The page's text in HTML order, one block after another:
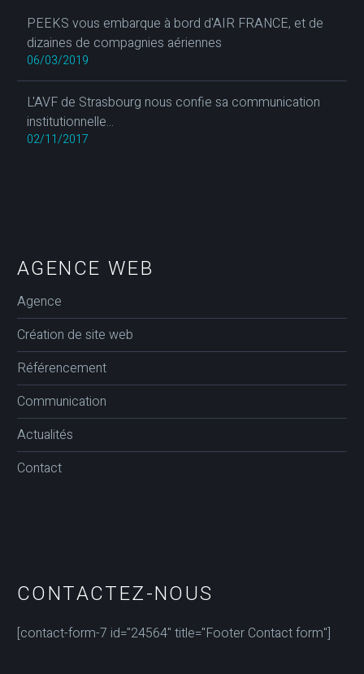
PEEKS vous embarque à bord d'AIR FRANCE, et de
dizaines de compagnies aériennes
06/03/2019
L'AVF de Strasbourg nous confie sa communication
institutionnelle...
02/11/2017
AGENCE WEB
Agence
Création de site web
Référencement
Communication
Actualités
Contact
CONTACTEZ-NOUS
[contact-form-7 id="24564" title="Footer Contact form"]